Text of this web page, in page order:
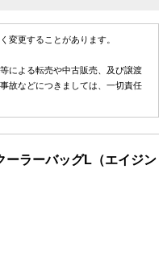
変更することがあります。
による転売や中古販売、及び譲渡
故などにつきましては、一切責任
ーラーバッグL（エイジン